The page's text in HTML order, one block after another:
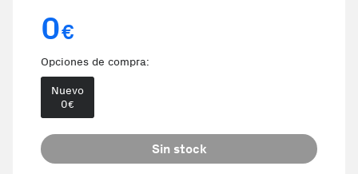
0€
Opciones de compra:
Nuevo
0€
Sin stock